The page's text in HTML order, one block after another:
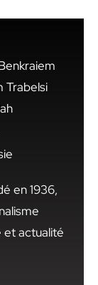
Trabelsi
en 1936,
et actualité